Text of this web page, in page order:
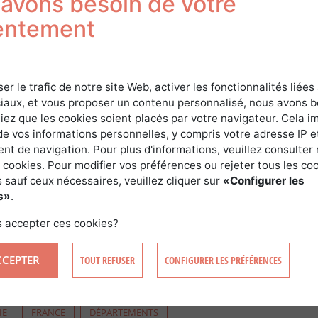
dans l’Eure offre des possibilités restreintes mais bien
sont de qualité et investir dans ce département
et pourront aller de 3 000€/ha à plus de 6 000€/ha
FRANCE DÉPARTEMENTS
le trafic de notre site Web, activer les fonctionnalités liées
et vous proposer un contenu personnalisé, nous avons
que les cookies soient placés par votre navigateur. Cela
vos informations personnelles, y compris votre adresse IP
de navigation. Pour plus d'informations, veuillez consulter
Pour modifier vos préférences ou rejeter tous les
sauf ceux nécessaires, veuillez cliquer sur «Configurer les
.
accepter ces cookies?
TOUT REFUSER CONFIGURER LES PRÉFÉRENCES